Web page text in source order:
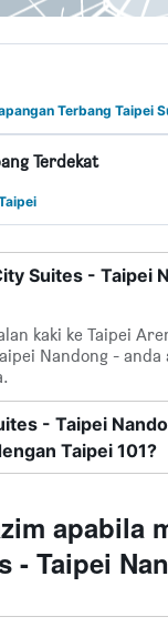
Terbang Taipei
Terdekat
Suites - Taipei
kaki ke Taipei
Nandong -
- Taipei
Taipei 101?
apabila
- Taipei